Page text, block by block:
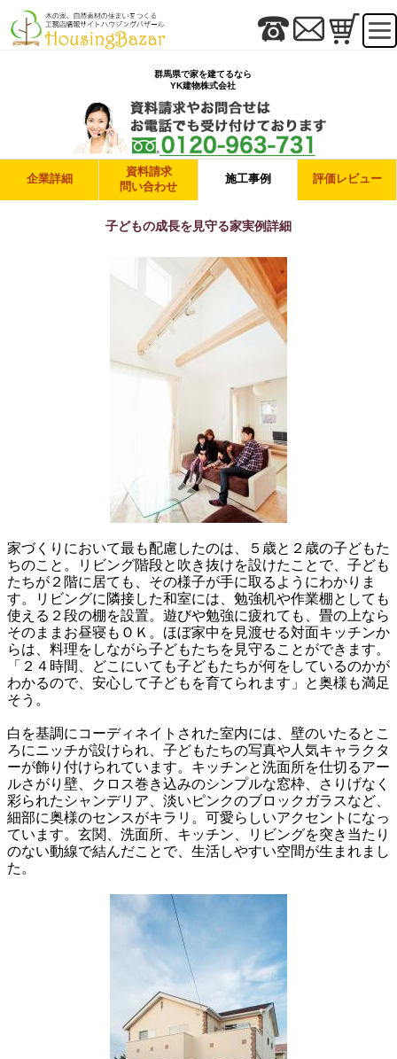
群馬県で家を建てるなら
YK建物株式会社
企業詳細
資料請求
問い合わせ
施工事例 評価レビュー
子どもの成長を見守る家実例詳細
家づくりにおいて最も配慮したのは、５歳と２歳の子どもた
ちのこと。リビング階段と吹き抜けを設けたことで、子ども
たちが２階に居ても、その様子が手に取るようにわかりま
す。リビングに隣接した和室には、勉強机や作業棚としても
使える２段の棚を設置。遊びや勉強に疲れても、畳の上なら
そのままお昼寝もＯＫ。ほぼ家中を見渡せる対面キッチンか
らは、料理をしながら子どもたちを見守ることができます。
「２４時間、どこにいても子どもたちが何をしているのかが
わかるので、安心して子どもを育てられます」と奥様も満足
そう。
白を基調にコーディネイトされた室内には、壁のいたるとこ
ろにニッチが設けられ、子どもたちの写真や人気キャラクタ
ーが飾り付けられています。キッチンと洗面所を仕切るアー
ルさがり壁、クロス巻き込みのシンプルな窓枠、さりげなく
彩られたシャンデリア、淡いピンクのブロックガラスなど、
細部に奥様のセンスがキラリ。可愛らしいアクセントになっ
ています。玄関、洗面所、キッチン、リビングを突き当たり
のない動線で結んだことで、生活しやすい空間が生まれまし
た。